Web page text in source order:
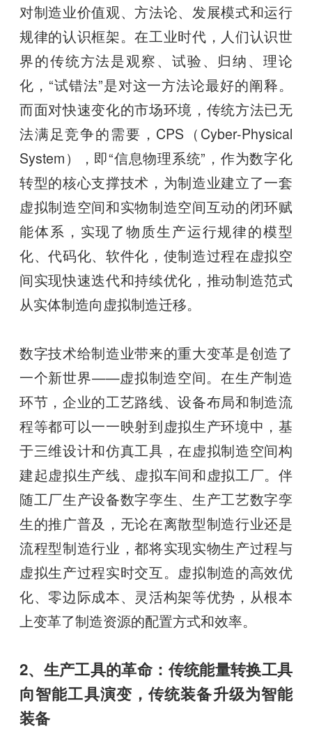
对制造业价值观、方法论、发展模式和运行
规律的认识框架。在工业时代，人们认识世
界的传统方法是观察、试验、归纳、理论
化，“试错法”是对这一方法论最好的阐释。
而面对快速变化的市场环境，传统方法已无
法满足竞争的需要，CPS（Cyber-Physical
System），即“信息物理系统”，作为数字化
转型的核心支撑技术，为制造业建立了一套
虚拟制造空间和实物制造空间互动的闭环赋
能体系，实现了物质生产运行规律的模型
化、代码化、软件化，使制造过程在虚拟空
间实现快速迭代和持续优化，推动制造范式
从实体制造向虚拟制造迁移。
数字技术给制造业带来的重大变革是创造了
一个新世界——虚拟制造空间。在生产制造
环节，企业的工艺路线、设备布局和制造流
程等都可以一一映射到虚拟生产环境中，基
于三维设计和仿真工具，在虚拟制造空间构
建起虚拟生产线、虚拟车间和虚拟工厂。伴
随工厂生产设备数字孪生、生产工艺数字孪
生的推广普及，无论在离散型制造行业还是
流程型制造行业，都将实现实物生产过程与
虚拟生产过程实时交互。虚拟制造的高效优
化、零边际成本、灵活构架等优势，从根本
上变革了制造资源的配置方式和效率。
2、生产工具的革命：传统能量转换工具
向智能工具演变，传统装备升级为智能
装备